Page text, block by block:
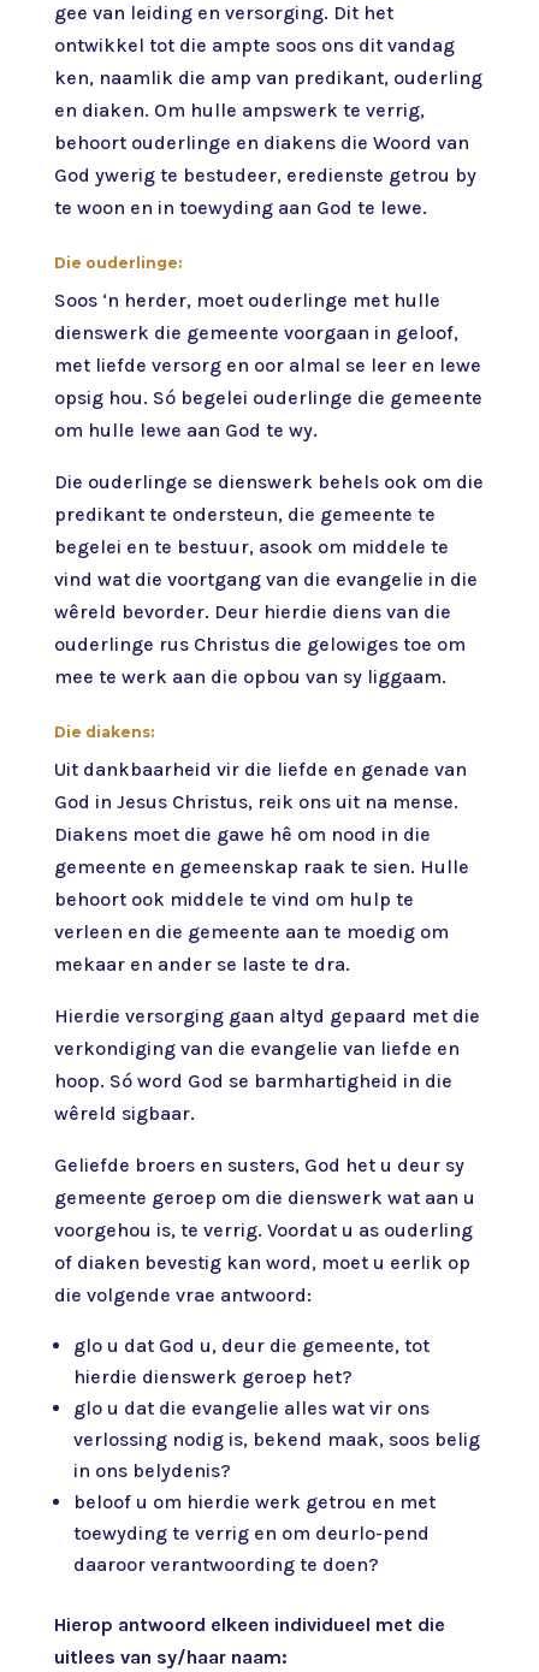
gee van leiding en versorging. Dit het
ontwikkel tot die ampte soos ons dit vandag
ken, naamlik die amp van predikant, ouderling
en diaken. Om hulle ampswerk te verrig,
behoort ouderlinge en diakens die Woord van
God ywerig te bestudeer, eredienste getrou by
te woon en in toewyding aan God te lewe.
Die ouderlinge:
Soos ‘n herder, moet ouderlinge met hulle
dienswerk die gemeente voorgaan in geloof,
met liefde versorg en oor almal se leer en lewe
opsig hou. Só begelei ouderlinge die gemeente
om hulle lewe aan God te wy.
Die ouderlinge se dienswerk behels ook om die
predikant te ondersteun, die gemeente te
begelei en te bestuur, asook om middele te
vind wat die voortgang van die evangelie in die
wêreld bevorder. Deur hierdie diens van die
ouderlinge rus Christus die gelowiges toe om
mee te werk aan die opbou van sy liggaam.
Die diakens:
Uit dankbaarheid vir die liefde en genade van
God in Jesus Christus, reik ons uit na mense.
Diakens moet die gawe hê om nood in die
gemeente en gemeenskap raak te sien. Hulle
behoort ook middele te vind om hulp te
verleen en die gemeente aan te moedig om
mekaar en ander se laste te dra.
Hierdie versorging gaan altyd gepaard met die
verkondiging van die evangelie van liefde en
hoop. Só word God se barmhartigheid in die
wêreld sigbaar.
Geliefde broers en susters, God het u deur sy
gemeente geroep om die dienswerk wat aan u
voorgehou is, te verrig. Voordat u as ouderling
of diaken bevestig kan word, moet u eerlik op
die volgende vrae antwoord:
glo u dat God u, deur die gemeente, tot
hierdie dienswerk geroep het?
glo u dat die evangelie alles wat vir ons
verlossing nodig is, bekend maak, soos belig
in ons belydenis?
beloof u om hierdie werk getrou en met
toewyding te verrig en om deurlo-pend
daaroor verantwoording te doen?
Hierop antwoord elkeen individueel met die
uitlees van sy/haar naam: